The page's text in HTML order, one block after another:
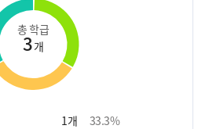
총 학급
3개
1개 33.3%